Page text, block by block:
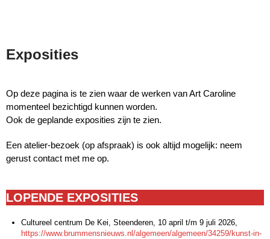
Exposities
Op deze pagina is te zien waar de werken van Art Caroline
momenteel bezichtigd kunnen worden.
Ook de geplande exposities zijn te zien.
Een atelier-bezoek (op afspraak) is ook altijd mogelijk: neem
gerust contact met me op.
LOPENDE EXPOSITIES
Cultureel centrum De Kei, Steenderen, 10 april t/m 9 juli 2026,
https://www.brummensnieuws.nl/algemeen/algemeen/34259/kunst-in-